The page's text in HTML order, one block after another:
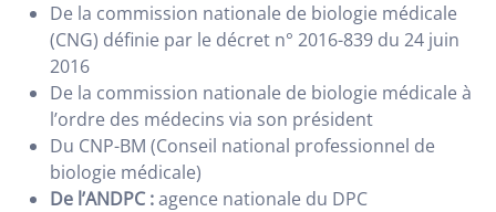
De la commission nationale de biologie médicale
(CNG) définie par le décret n° 2016-839 du 24 juin
2016
De la commission nationale de biologie médicale à
l’ordre des médecins via son président
Du CNP-BM (Conseil national professionnel de
biologie médicale)
De l’ANDPC :agence nationale du DPC